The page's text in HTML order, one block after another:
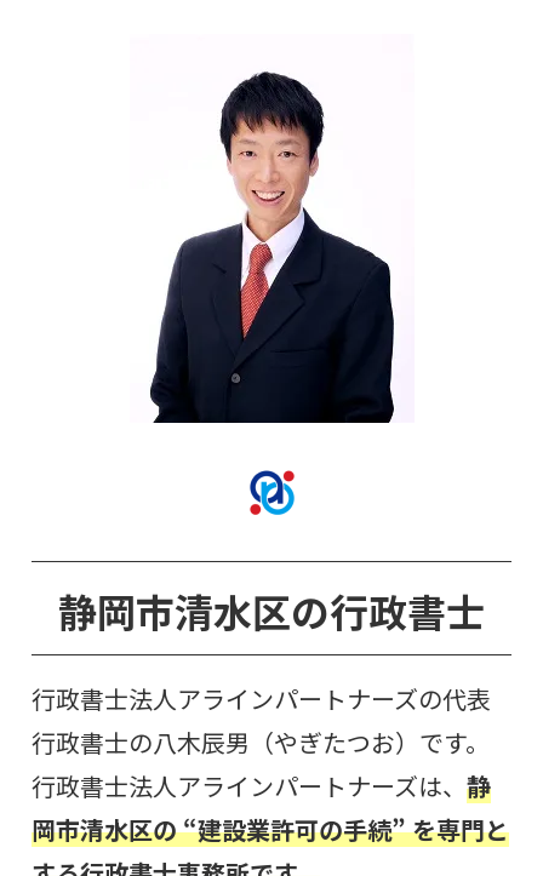
静岡市清水区の行政書士
行政書士法人アラインパートナーズの代表
行政書士の八木辰男（やぎたつお）です。
行政書士法人アラインパートナーズは、静
岡市清水区の “建設業許可の手続”を専門と